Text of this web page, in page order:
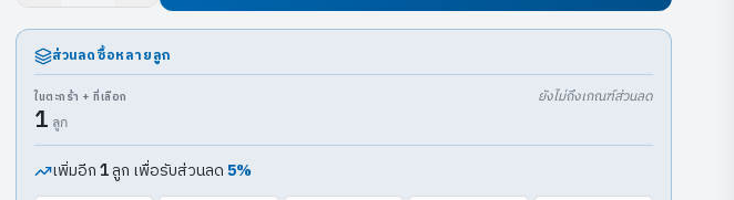
ส่วนลดซื้อหลายลูก
ในตะกร้า + ที่เลือก
1 ลูก
ยังไม่ถึงเกณฑ์ส่วนลด
เพิ่มอีก 1ลูก เพื่อรับส่วนลด5%